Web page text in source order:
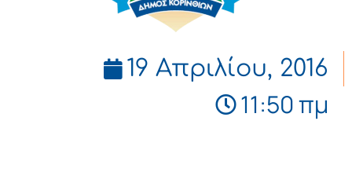
19 Απριλίου, 2016
11:50 πμ